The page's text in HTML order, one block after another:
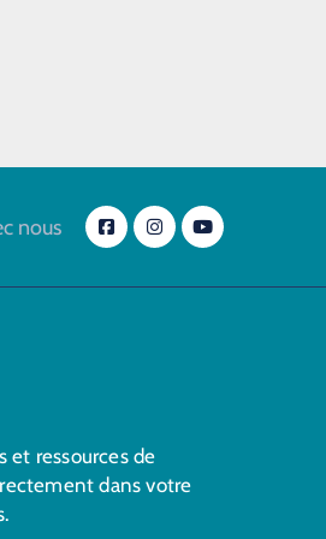
nous
et ressources de
dans votre